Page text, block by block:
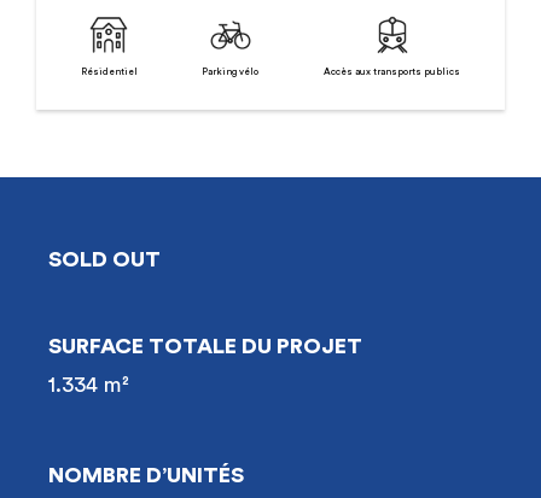
Résidentiel Parking vélo Accès aux transports publics
SOLD OUT
SURFACE TOTALE DU PROJET
1.334 m²
NOMBRE D’UNITÉS